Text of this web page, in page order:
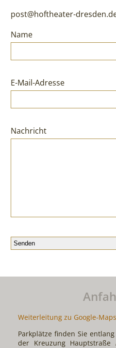
post@hoftheater-
Name
E-Mail-Adresse
Nachricht
Bitte lasse dieses Feld leer.
Weiterleitung zu Google-Maps
Parkplätze finden Sie
der Kreuzung Hauptstraße